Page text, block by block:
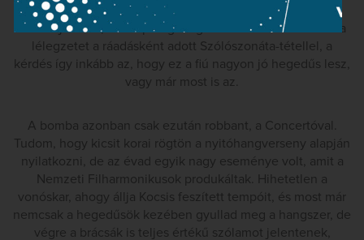
merem megítélni. A két Rapszódiában a látvány alapján
tisztán játszott, utána pedig megszakasztotta a nézőben a
lélegzetet a ráadásként adott Szólószonáta-tétellel, a
kérdés így inkább az, hogy ez a fiú nagyon jó hegedűs lesz,
vagy már most is az.
A bomba azonban csak ezután robbant, a Concertóval.
Tudom, hogy kicsit korai rögtön a nyitóhangverseny alapján
nyilatkozni, de az évad egyik nagy eseménye volt, amit a
Nemzeti Filharmonikusok produkáltak. Hihetetlen a
vonóskar, ahogy állja Kocsis feszített tempóit, és most már
nemcsak a hegedűsök kezében gyullad meg a hangszer, de
végre a brácsák is teljes értékű szólamot jelentenek,